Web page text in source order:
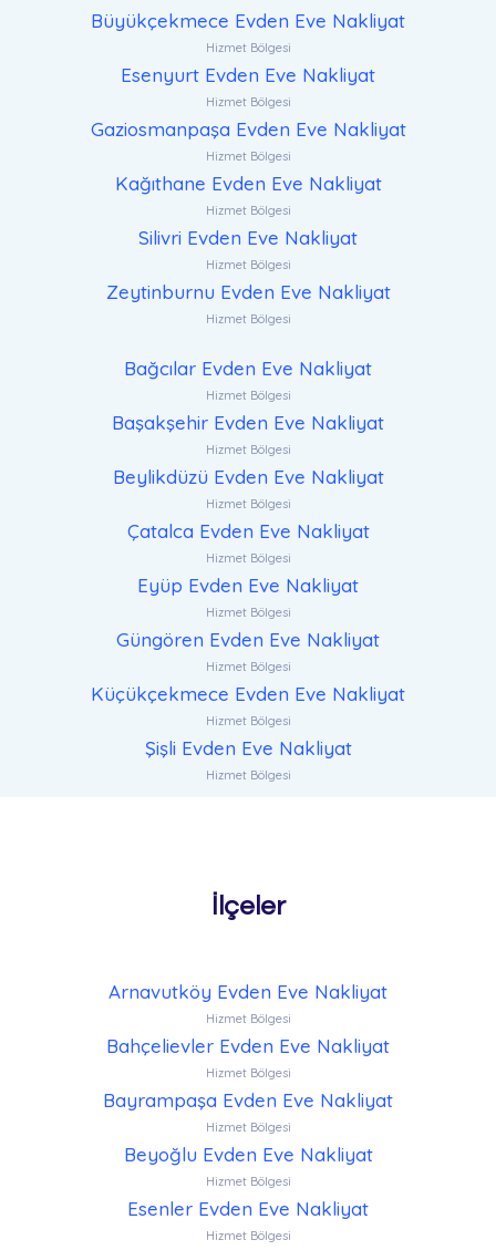
Büyükçekmece Evden Eve Nakliyat
Hizmet Bölgesi
Esenyurt Evden Eve Nakliyat
Hizmet Bölgesi
Gaziosmanpaşa Evden Eve Nakliyat
Hizmet Bölgesi
Kağıthane Evden Eve Nakliyat
Hizmet Bölgesi
Silivri Evden Eve Nakliyat
Hizmet Bölgesi
Zeytinburnu Evden Eve Nakliyat
Hizmet Bölgesi
Bağcılar Evden Eve Nakliyat
Hizmet Bölgesi
Başakşehir Evden Eve Nakliyat
Hizmet Bölgesi
Beylikdüzü Evden Eve Nakliyat
Hizmet Bölgesi
Çatalca Evden Eve Nakliyat
Hizmet Bölgesi
Eyüp Evden Eve Nakliyat
Hizmet Bölgesi
Güngören Evden Eve Nakliyat
Hizmet Bölgesi
Küçükçekmece Evden Eve Nakliyat
Hizmet Bölgesi
Şişli Evden Eve Nakliyat
Hizmet Bölgesi
İlçeler
Arnavutköy Evden Eve Nakliyat
Hizmet Bölgesi
Bahçelievler Evden Eve Nakliyat
Hizmet Bölgesi
Bayrampaşa Evden Eve Nakliyat
Hizmet Bölgesi
Beyoğlu Evden Eve Nakliyat
Hizmet Bölgesi
Esenler Evden Eve Nakliyat
Hizmet Bölgesi